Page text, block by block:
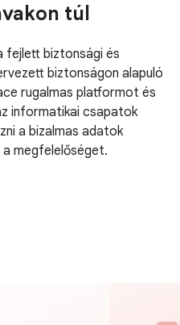
túl
fejlett biztonsági és
biztonságon alapuló
rugalmas platformot és
informatikai csapatok
a bizalmas adatok
megfelelőséget.